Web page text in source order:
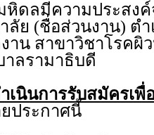
ลมีความประสงค์
ลัย (ชื่อส่วนงาน) ต
าน สาขาวิชาโรค
าลรามาธิบดี
เนินการรับสมัครเพื่
ประกาศนี้